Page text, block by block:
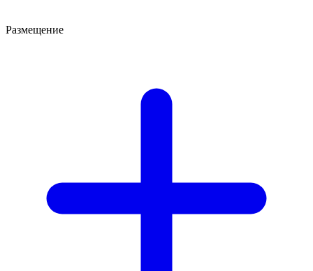
Размещение